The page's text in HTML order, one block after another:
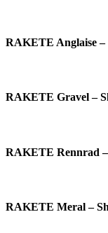
RAKETE Anglaise –
RAKETE Gravel –
RAKETE Rennrad
RAKETE Meral –